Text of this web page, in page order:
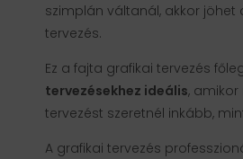
szimplán váltanál, akkor jöhet
tervezés.
Ez a fajta grafikai tervezés
tervezésekhez ideális,
tervezést szeretnél inkább,
A grafikai tervezés